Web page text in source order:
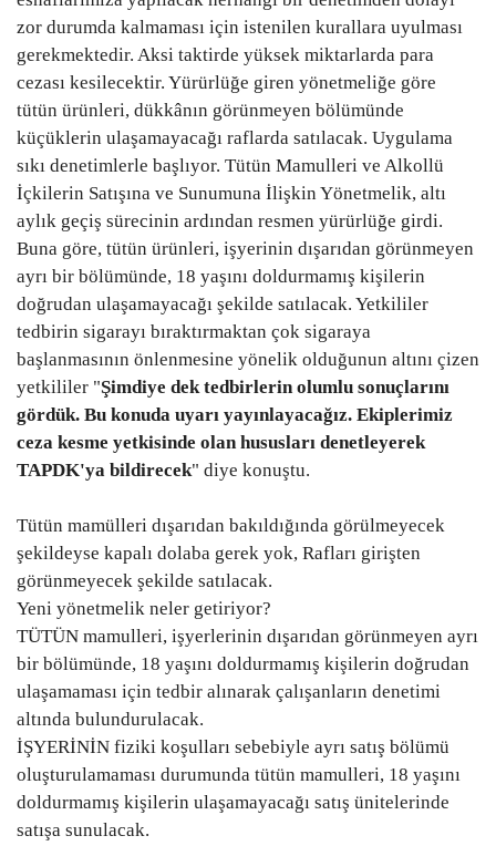
Ekonomi
Siyaset
Galeriler
Yaşam
Künye
Sağlık
İletişim
Kültür Sanat
zor durumda kalmaması için istenilen kurallara uyulması
gerekmektedir. Aksi taktirde yüksek miktarlarda para
cezası kesilecektir. Yürürlüğe giren yönetmeliğe göre
tütün ürünleri, dükkânın görünmeyen bölümünde
küçüklerin ulaşamayacağı raflarda satılacak. Uygulama
sıkı denetimlerle başlıyor. Tütün Mamulleri ve Alkollü
İçkilerin Satışına ve Sunumuna İlişkin Yönetmelik, altı
aylık geçiş sürecinin ardından resmen yürürlüğe girdi.
Buna göre, tütün ürünleri, işyerinin dışarıdan görünmeyen
ayrı bir bölümünde, 18 yaşını doldurmamış kişilerin
doğrudan ulaşamayacağı şekilde satılacak. Yetkililer
tedbirin sigarayı bıraktırmaktan çok sigaraya
başlanmasının önlenmesine yönelik olduğunun altını çizen
yetkililer "Şimdiye dek tedbirlerin olumlu sonuçlarını
gördük. Bu konuda uyarı yayınlayacağız. Ekiplerimiz
ceza kesme yetkisinde olan hususları denetleyerek
TAPDK'ya bildirecek" diye konuştu.
Tütün mamülleri dışarıdan bakıldığında görülmeyecek
şekildeyse kapalı dolaba gerek yok, Rafları girişten
görünmeyecek şekilde satılacak.
Yeni yönetmelik neler getiriyor?
TÜTÜN mamulleri, işyerlerinin dışarıdan görünmeyen ayrı
bir bölümünde, 18 yaşını doldurmamış kişilerin doğrudan
ulaşamaması için tedbir alınarak çalışanların denetimi
altında bulundurulacak.
İŞYERİNİN fiziki koşulları sebebiyle ayrı satış bölümü
oluşturulamaması durumunda tütün mamulleri, 18 yaşını
doldurmamış kişilerin ulaşamayacağı satış ünitelerinde
satışa sunulacak.